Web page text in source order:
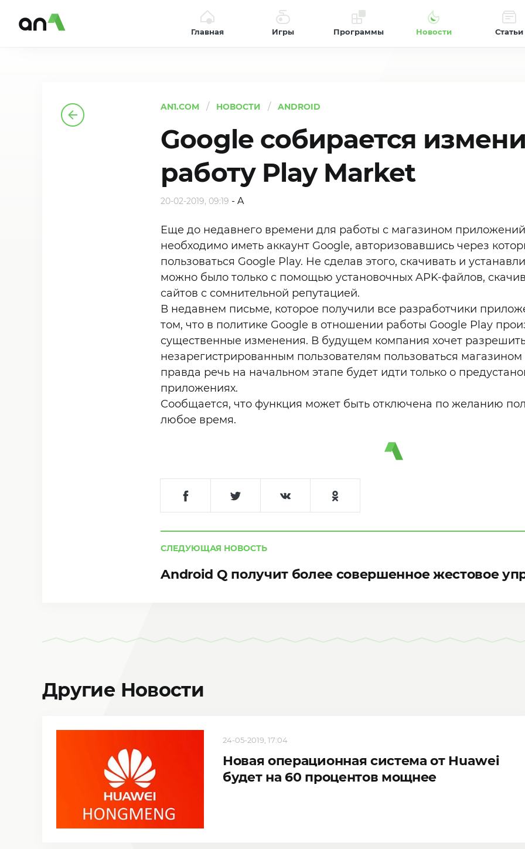
Главная Игры Программы Новости Статьи
AN1.COM НОВОСТИ ANDROID
Google собирается
работу Play Market
20-02-2019, 09:19 -A
Еще до недавнего времени для работы с магазином
необходимо иметь аккаунт Google, авторизовавшись через
пользоваться Google Play. Не сделав этого, скачивать и
можно было только с помощью установочных APK-файлов,
сайтов с сомнительной репутацией.
В недавнем письме, которое получили все разработчики
том, что в политике Google в отношении работы Google Play
существенные изменения. В будущем компания хочет
незарегистрированным пользователям пользоваться
правда речь на начальном этапе будет идти только о
приложениях.
Сообщается, что функция может быть отключена по желанию
любое время.
СЛЕДУЮЩАЯ НОВОСТЬ
Android Q получит более совершенное жестовое
Другие Новости
24-05-2019, 17:04
Новая операционная система от Huawei
будет на 60 процентов мощнее